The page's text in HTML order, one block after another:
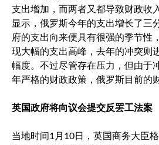
支出增加，而两者又都导致财政收
显示，俄罗斯今年的支出增长了三
府的支出向来便具有很强的季节性
现大幅的支出高峰，去年的冲突则
幅度。不过尽管存在压力，但由于
年严格的财政政策，俄罗斯目前的
英国政府将向议会提交反罢工法案
当地时间1月10日，英国商务大臣